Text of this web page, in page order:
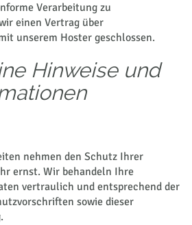
Verarbeitung zu
einen Vertrag über
unserem Hoster geschlossen.
Hinweise und
nehmen den Schutz Ihrer
ernst. Wir behandeln Ihre
vertraulich und entsprechend der
sowie dieser